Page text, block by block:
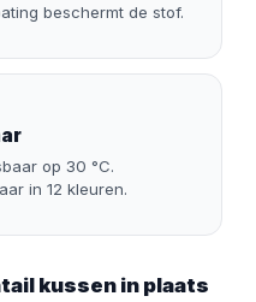
beschermt de stof.
op 30 °C.
in 12 kleuren.
kussen in plaats